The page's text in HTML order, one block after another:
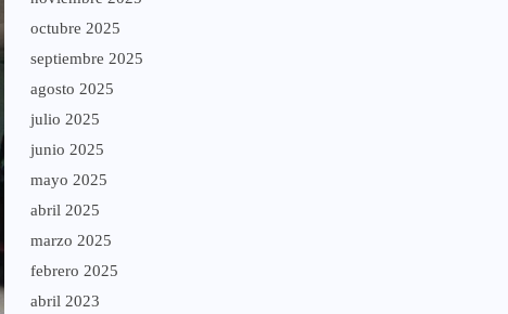
octubre 2025
septiembre 2025
agosto 2025
julio 2025
junio 2025
mayo 2025
abril 2025
marzo 2025
febrero 2025
abril 2023